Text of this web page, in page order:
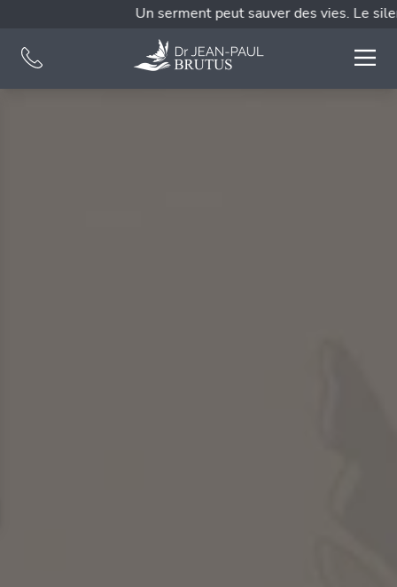
Un serment peut sauver des vies. Le